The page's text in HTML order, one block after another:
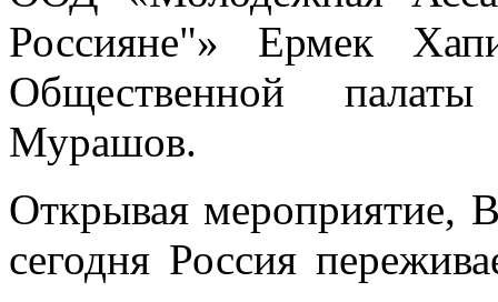
Россияне"» Ермек
Общественной
Мурашов.
Открывая мероприятие,
сегодня Россия